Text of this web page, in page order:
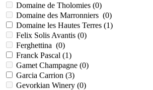
Domaine de Tholomies (0)
Domaine des Marronniers (0)
Domaine les Hautes Terres (1)
Felix Solis Avantis (0)
Ferghettina (0)
Franck Pascal (1)
Gamet Champagne (0)
Garcia Carrion (3)
Gevorkian Winery (0)